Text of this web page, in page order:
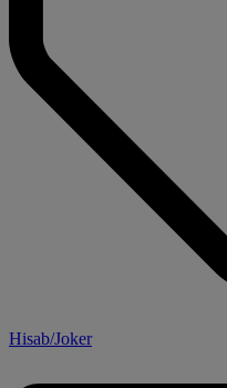
Hisab/Joker